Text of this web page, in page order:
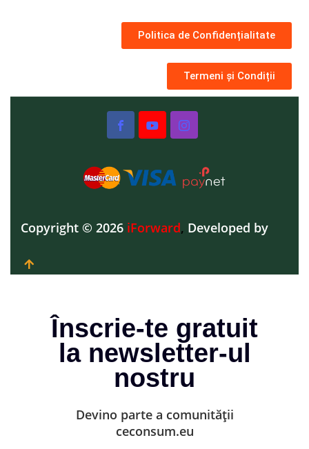
Politica de Confidențialitate
Termeni și Condiții
Copyright © 2026 iForward, Developed by
Înscrie-te gratuit
la newsletter-ul
nostru
Devino parte a comunității
ceconsum.eu